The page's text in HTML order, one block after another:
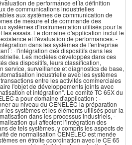
de performance et la définition
de communications industrielles
aux systèmes de communication de
de mesure et de commande des
systèmes d'instrumentation utilisés pour la
les essais. Le domaine d'application inclut le
et l'évaluation de performances. -
dans les systèmes de l'entreprise
: · l'intégration des dispositifs dans les
Les modèles développés dans ces
des dispositifs, leurs classification,
service, surveillance et diagnostics de base,
industrielle avec les systèmes
entre les activités commerciales
l'objet de développements joints avec
et intégration". Le comité TC 65X du
a pour domaine d'application : -
au niveau du CENELEC la préparation
les systèmes et les éléments utilisés pour la
dans les processus industriels, -
qui affectent l’intégration des
de tels systèmes, y compris les aspects de
de normalisation CENELEC est menée
en étroite coordination avec le CE 65